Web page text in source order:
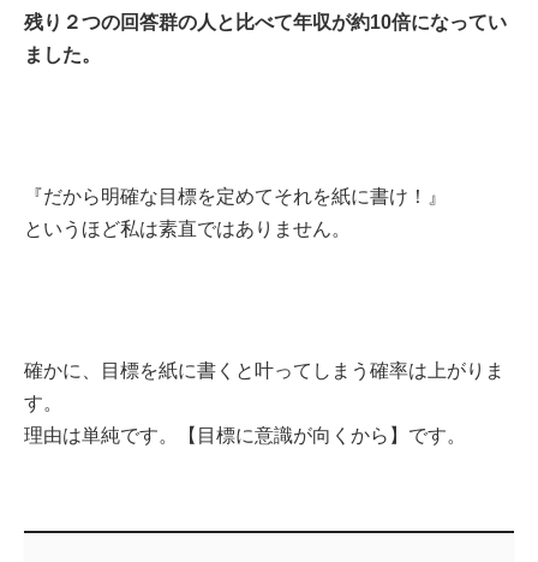
残り２つの回答群の人と比べて年収が約10倍になってい
ました。
『だから明確な目標を定めてそれを紙に書け！』
というほど私は素直ではありません。
確かに、目標を紙に書くと叶ってしまう確率は上がりま
す。
理由は単純です。【目標に意識が向くから】です。